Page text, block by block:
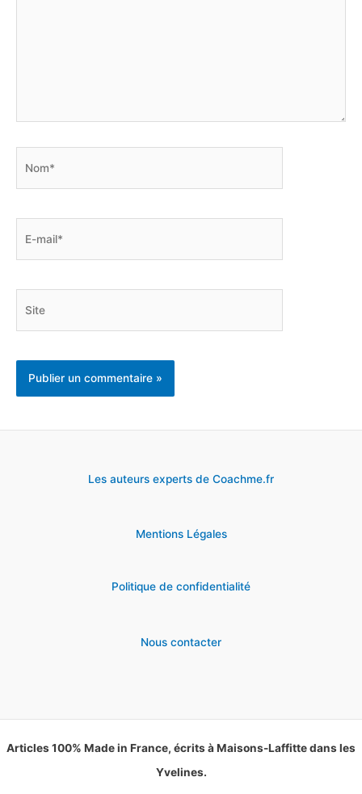
Les auteurs experts de Coachme.fr
Mentions Légales
Politique de confidentialité
Nous contacter
Articles 100% Made in France, écrits à Maisons-Laffitte dans les
Yvelines.